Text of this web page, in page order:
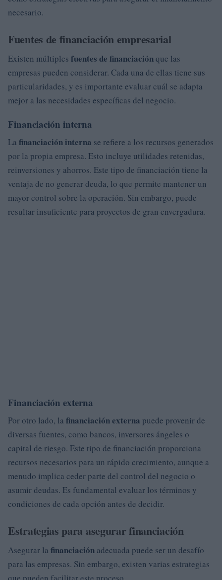
necesario.
Fuentes de financiación empresarial
Existen múltiples fuentes de financiaciónque las
empresas pueden considerar. Cada una de ellas tiene sus
particularidades, y es importante evaluar cuál se adapta
mejor a las necesidades específicas del negocio.
Financiación interna
La financiación interna se refiere a los recursos generados
por la propia empresa. Esto incluye utilidades retenidas,
reinversiones y ahorros. Este tipo de financiación tiene la
ventaja de no generar deuda, lo que permite mantener un
mayor control sobre la operación. Sin embargo, puede
resultar insuficiente para proyectos de gran envergadura.
Financiación externa
Por otro lado, la financiación externa puede provenir de
diversas fuentes, como bancos, inversores ángeles o
capital de riesgo. Este tipo de financiación proporciona
recursos necesarios para un rápido crecimiento, aunque a
menudo implica ceder parte del control del negocio o
asumir deudas. Es fundamental evaluar los términos y
condiciones de cada opción antes de decidir.
Estrategias para asegurar financiación
Asegurar la financiación adecuada puede ser un desafío
para las empresas. Sin embargo, existen varias estrategias
que pueden facilitar este proceso.